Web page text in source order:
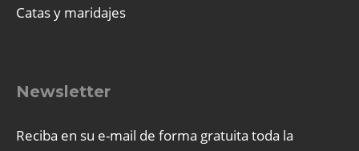
Catas y maridajes
Newsletter
Reciba en su e-mail de forma gratuita toda la